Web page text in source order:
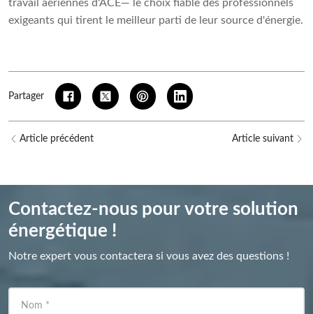
travail aériennes d'ACE— le choix fiable des professionnels
exigeants qui tirent le meilleur parti de leur source d'énergie.
Partager
Article précédent Article suivant
Contactez-nous pour votre solution
énergétique !
Notre expert vous contactera si vous avez des questions !
Nom *